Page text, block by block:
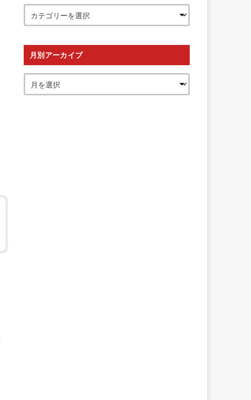
月別アーカイブ